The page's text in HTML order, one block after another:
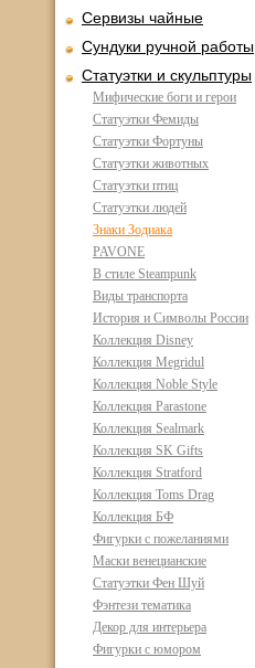
Сервизы чайные
Сундуки ручной работы
Статуэтки и скульптуры
Мифические боги и герои
Статуэтки Фемиды
Статуэтки Фортуны
Статуэтки животных
Статуэтки птиц
Статуэтки людей
Знаки Зодиака
PAVONE
В стиле Steampunk
Виды транспорта
История и Символы России
Коллекция Disney
Коллекция Megridul
Коллекция Noble Style
Коллекция Parastone
Коллекция Sealmark
Коллекция SK Gifts
Коллекция Stratford
Коллекция Toms Drag
Коллекция БФ
Фигурки с пожеланиями
Маски венецианские
Статуэтки Фен Шуй
Фэнтези тематика
Декор для интерьера
Фигурки с юмором